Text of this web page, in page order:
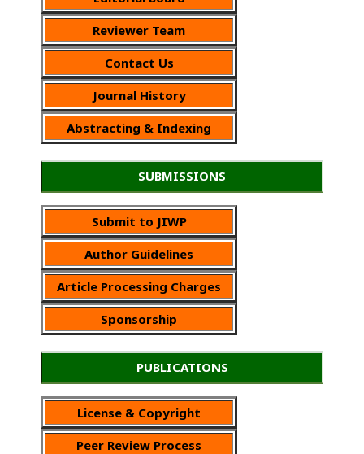
Reviewer Team
Contact Us
Journal History
Abstracting & Indexing
SUBMISSIONS
Submit to JIWP
Author Guidelines
Article Processing Charges
Sponsorship
PUBLICATIONS
License & Copyright
Peer Review Process